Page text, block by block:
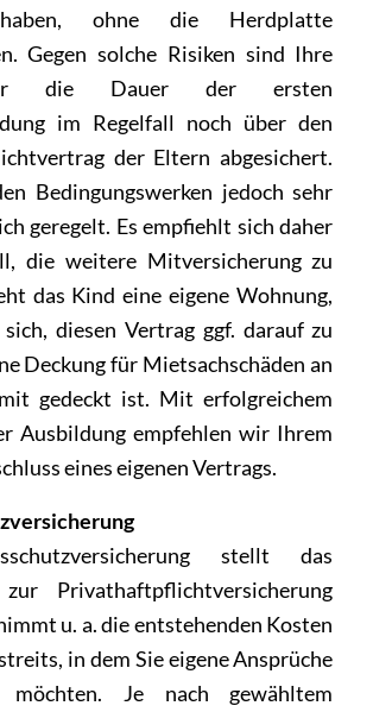
ohne die Herdplatte
Gegen solche Risiken sind Ihre
die Dauer der ersten
im Regelfall noch über den
der Eltern abgesichert.
Bedingungswerken jedoch sehr
geregelt. Es empfiehlt sich daher
die weitere Mitversicherung zu
das Kind eine eigene Wohnung,
diesen Vertrag ggf. darauf zu
Deckung für Mietsachschäden an
gedeckt ist. Mit erfolgreichem
Ausbildung empfehlen wir Ihrem
eines eigenen Vertrags.
stellt das
zur Privathaftpflichtversicherung
u. a. die entstehenden Kosten
in dem Sie eigene Ansprüche
möchten. Je nach gewähltem